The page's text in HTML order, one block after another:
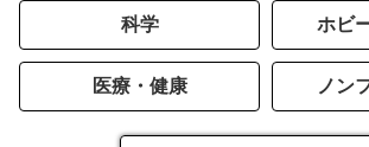
科学 ホビ
医療・健康 ノン